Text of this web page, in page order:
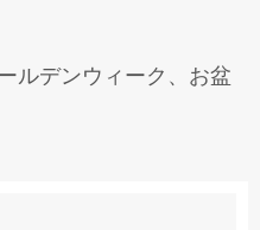
ルデンウィーク、お盆